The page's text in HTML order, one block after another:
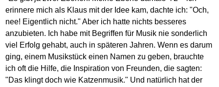
erinnere mich als Klaus mit der Idee kam, dachte ich: "Och,
nee! Eigentlich nicht." Aber ich hatte nichts besseres
anzubieten. Ich habe mit Begriffen für Musik nie sonderlich
viel Erfolg gehabt, auch in späteren Jahren. Wenn es darum
ging, einem Musikstück einen Namen zu geben, brauchte
ich oft die Hilfe, die Inspiration von Freunden, die sagten:
"Das klingt doch wie Katzenmusik." Und natürlich hat der